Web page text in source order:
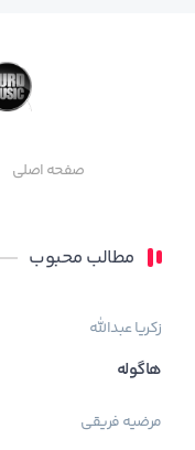
صفحه اصلی
مطالب محبوب
زکریا عبدالله
هاگوله
مرضیه فریقی